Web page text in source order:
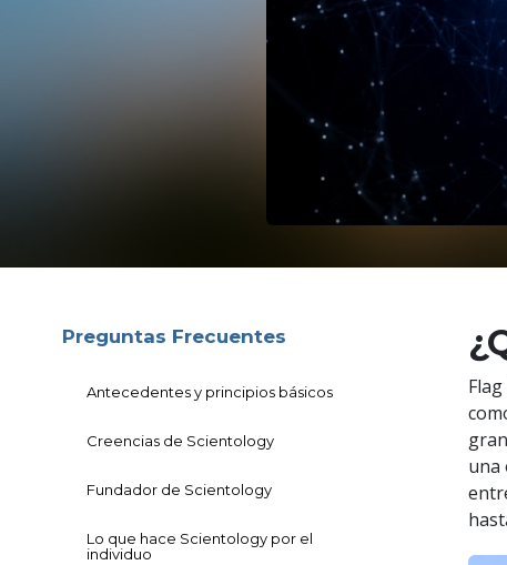
una
Preguntas Frecuentes
Antecedentes y principios básicos
Creencias de Scientology
Fundador de Scientology
Lo que hace Scientology por el
individuo